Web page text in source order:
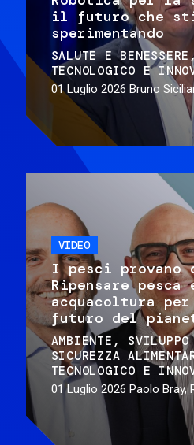
il futuro che
sperimentando
SALUTE E BENESSERE
TECNOLOGICO E
01 Luglio 2026 Bruno
VIDEO
I pesci provano
Ripensare pesca
acquacoltura
futuro del
AMBIENTE
SICUREZZA
TECNOLOGICO E
01 Luglio 2026 Paolo Bray,